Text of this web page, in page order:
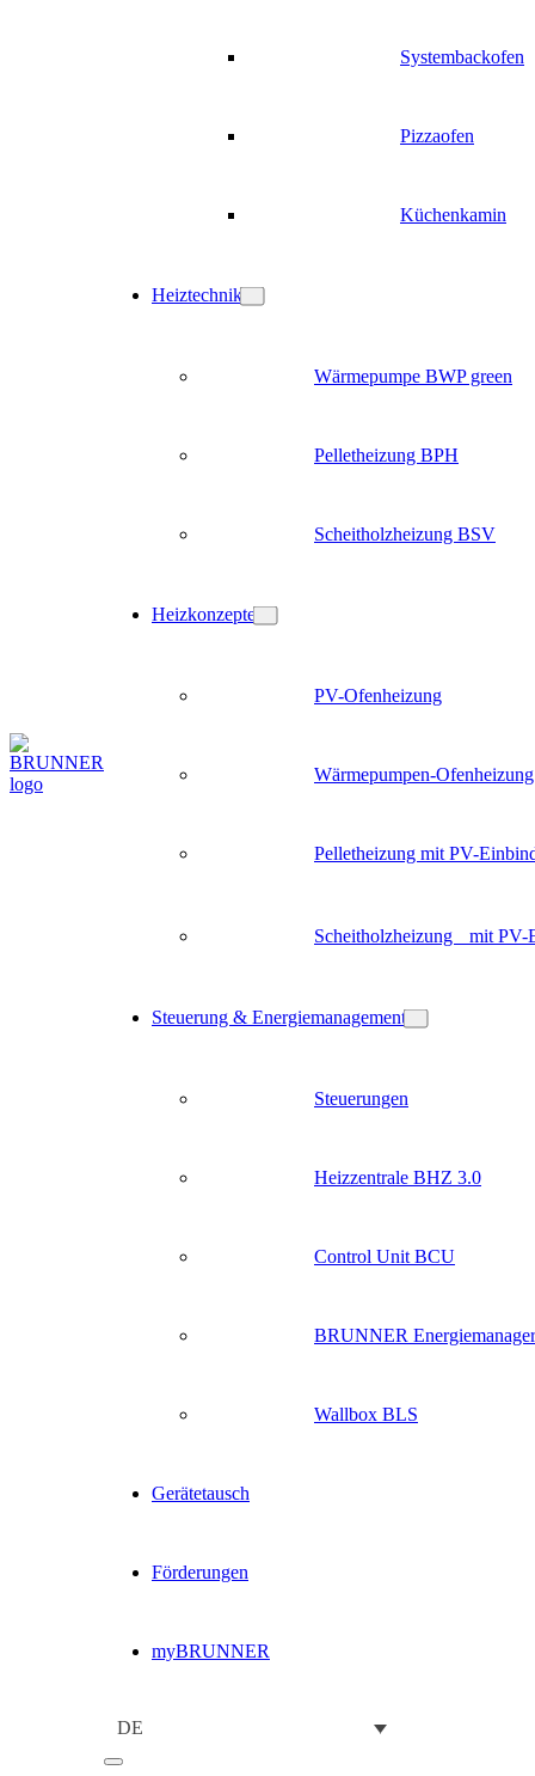
Systembackofen
Pizzaofen
Küchenkamin
Heiztechnik
Wärmepumpe BWP green
Pelletheizung BPH
Scheitholzheizung BSV
Heizkonzepte
PV-Ofenheizung
Wärmepumpen-Ofenheizung
Pelletheizung mit PV-
Scheitholzheizung mit PV-
Steuerung & Energiemanagement
Steuerungen
Heizzentrale BHZ 3.0
Control Unit BCU
BRUNNER Energiemanager
Wallbox BLS
Gerätetausch
Förderungen
myBRUNNER
DE